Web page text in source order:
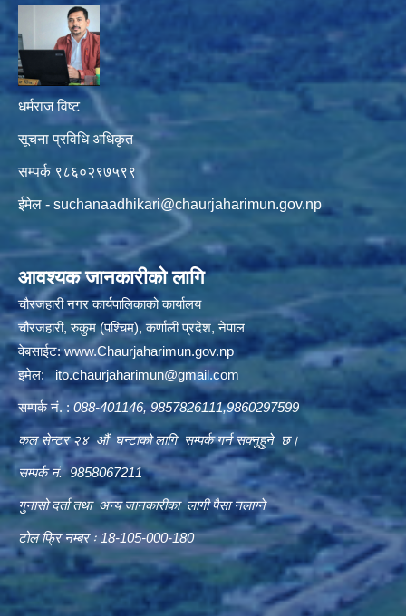
धर्मराज विष्ट
सूचना प्रविधि अधिकृत
सम्पर्क ९८६०२९७५९९
ईमेल - suchanaadhikari@chaurjaharimun.gov.np
आवश्यक जानकारीको लागि
चौरजहारी नगर कार्यपालिकाको कार्यालय
चौरजहारी, रुकुम (पश्चिम), कर्णाली प्रदेश, नेपाल
वेबसाईट:www.Chaurjaharimun.gov.np
इमेल:ito.chaurjaharimun@gmail.com
सम्पर्क नं. : 088-401146, 9857826111,9860297599
कल सेन्टर २४ औं घन्टाको लागि सम्पर्क गर्न सक्नुहुने छ।
सम्पर्क नं. 9858067211
गुनासो दर्ता तथा अन्य जानकारीका लागी पैसा नलाग्ने
टोल फ्रि नम्बर ः 18-105-000-180